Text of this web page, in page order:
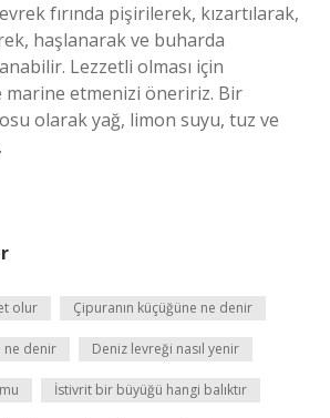
fırında pişirilerek, kızartılarak,
haşlanarak ve buharda
Lezzetli olması için
marine etmenizi öneririz. Bir
olarak yağ, limon suyu, tuz ve
olur Çipuranın küçüğüne ne denir
ne denir Deniz levreği nasıl yenir
İstivrit bir büyüğü hangi balıktır